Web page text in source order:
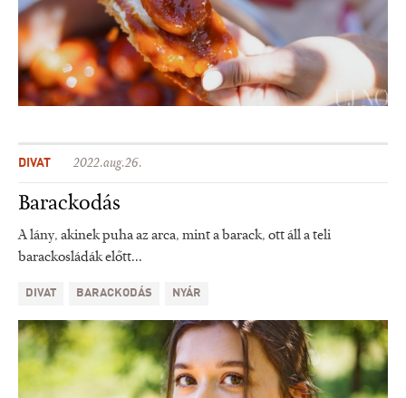
DIVAT 2022.aug.26.
Barackodás
A lány, akinek puha az arca, mint a barack, ott áll a teli
barackosládák előtt...
DIVAT BARACKODÁS NYÁR